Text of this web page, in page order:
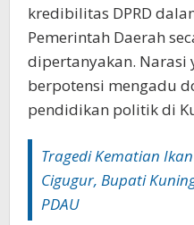
kredibilitas DPRD
Pemerintah Daerah
dipertanyakan.
berpotensi mengadu
pendidikan politik di
Tragedi Kematian
Cigugur, Bupati
PDAU